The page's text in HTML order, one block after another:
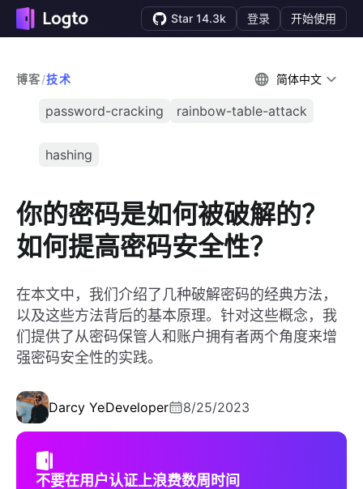
Star 14.3k 登录 开始使用
博客/技术 简体中文
password-cracking rainbow-table-attack
hashing
你的密码是如何被破解的？
如何提高密码安全性？
在本文中，我们介绍了几种破解密码的经典方法，
以及这些方法背后的基本原理。针对这些概念，我
们提供了从密码保管人和账户拥有者两个角度来增
强密码安全性的实践。
Darcy YeDeveloper 8/25/2023
不要在用户认证上浪费数周时间